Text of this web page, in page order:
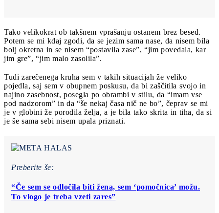
Tako velikokrat ob takšnem vprašanju ostanem brez besed.
Potem se mi kdaj zgodi, da se jezim sama nase, da nisem bila
bolj okretna in se nisem “postavila zase”, “jim povedala, kar
jim gre”, “jim malo zasolila”.
Tudi zarečenega kruha sem v takih situacijah že veliko
pojedla, saj sem v obupnem poskusu, da bi zaščitila svojo in
najino zasebnost, posegla po obrambi v stilu, da “imam vse
pod nadzorom” in da “še nekaj časa nič ne bo”, čeprav se mi
je v globini že porodila želja, a je bila tako skrita in tiha, da si
je še sama sebi nisem upala priznati.
Preberite še:
“Če sem se odločila biti žena, sem ‘pomočnica’ možu.
To vlogo je treba vzeti zares”